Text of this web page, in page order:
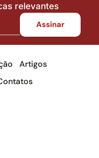
relevantes
Artigos